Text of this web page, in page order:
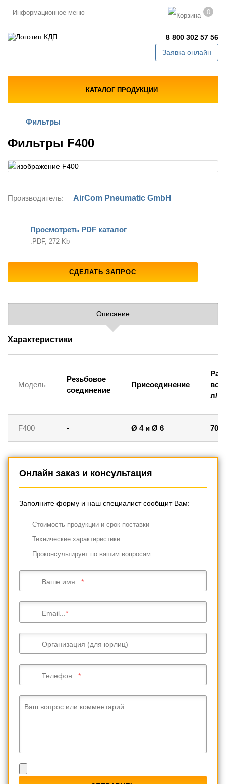
Информационное меню 0
8 800 302 57 56
Заявка онлайн
КАТАЛОГ ПРОДУКЦИИ
Фильтры
Фильтры F400
Производитель: AirCom Pneumatic GmbH
Просмотреть PDF каталог
.PDF, 272 Kb
СДЕЛАТЬ ЗАПРОС
Описание
Характеристики
Модель
Резьбовое
соединение
Присоединение
л/
F400 - Ø 4 и Ø 6 70
Онлайн заказ и консультация
Заполните форму и наш специалист сообщит Вам:
Cтоимость продукции и срок поставки
Технические характеристики
Проконсультирует по вашим вопросам
Ваше имя...
Email...
Организация (для юрлиц)
Телефон...
Ваш вопрос или комментарий